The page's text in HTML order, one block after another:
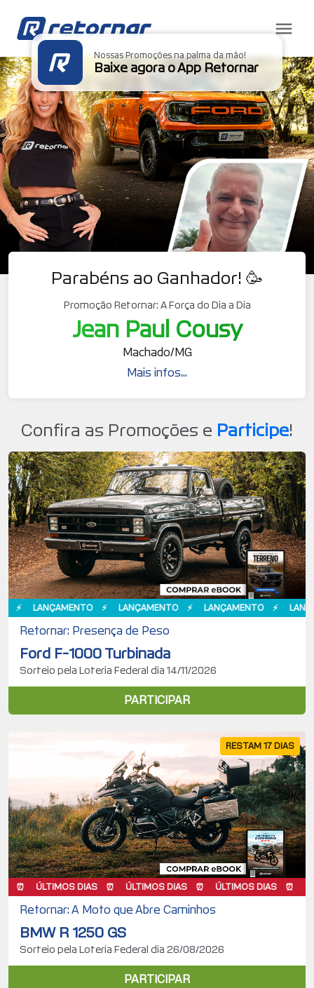
Nossas Promoções na palma da mão!
Baixe agora o App Retornar
Parabéns ao Ganhador! 🥳
Promoção Retornar: A Força do Dia a Dia
Jean Paul Cousy
Machado/MG
Mais infos...
Confira as Promoções e Participe!
LANÇAMENTO LANÇAMENTO LANÇAMENTO
Retornar: Presença de Peso
Ford F-1000 Turbinada
Sorteio pela Loteria Federal dia 14/11/2026
PARTICIPAR
RESTAM 17 DIAS
ÚLTIMOS DIAS ÚLTIMOS DIAS ÚLTIMOS DIAS
Retornar: A Moto que Abre Caminhos
BMW R 1250 GS
Sorteio pela Loteria Federal dia 26/08/2026
PARTICIPAR